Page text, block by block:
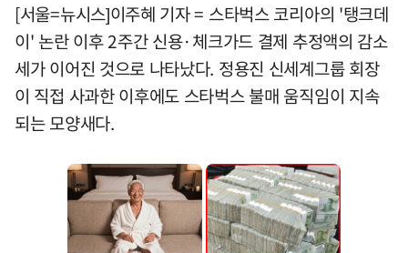
[서울=뉴시스]이주혜 기자 = 스타벅스 코리아의 '탱크데
이' 논란 이후 2주간 신용·체크가드 결제 추정액의 감소
세가 이어진 것으로 나타났다. 정용진 신세계그룹 회장
이 직접 사과한 이후에도 스타벅스 불매 움직임이 지속
되는 모양새다.